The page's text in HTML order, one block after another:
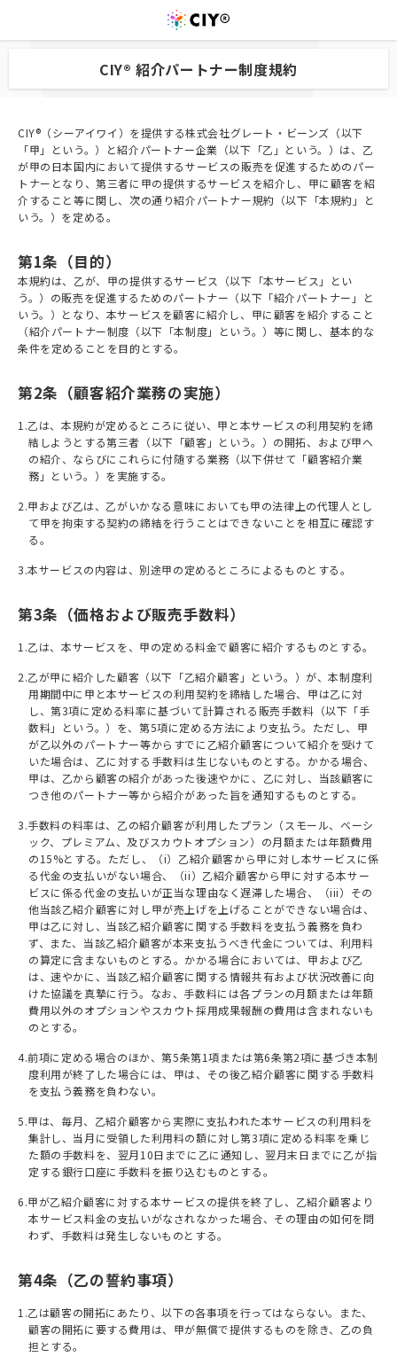
CIY® 紹介パートナー制度規約
CIY®（シーアイワイ）を提供する株式会社グレート・ビーンズ（以下
「甲」という。）と紹介パートナー企業（以下「乙」という。）は、⼄
が甲の日本国内において提供するサービスの販売を促進するためのパー
トナーとなり、第三者に甲の提供するサービスを紹介し、甲に顧客を紹
介すること等に関し、次の通り紹介パートナー規約（以下「本規約」と
いう。）を定める。
第1条（目的）
本規約は、⼄が、甲の提供するサービス（以下「本サービス」とい
う。）の販売を促進するためのパートナー（以下「紹介パートナー」と
いう。）となり、本サービスを顧客に紹介し、甲に顧客を紹介すること
（紹介パートナー制度（以下「本制度」という。）等に関し、基本的な
条件を定めることを⽬的とする。
第2条（顧客紹介業務の実施）
1.⼄は、本規約が定めるところに従い、甲と本サービスの利⽤契約を締
結しようとする第三者（以下「顧客」という。）の開拓、および甲へ
の紹介、ならびにこれらに付随する業務（以下併せて「顧客紹介業
務」という。）を実施する。
2.甲および⼄は、⼄がいかなる意味においても甲の法律上の代理⼈とし
て甲を拘束する契約の締結を⾏うことはできないことを相互に確認す
る。
3.本サービスの内容は、別途甲の定めるところによるものとする。
第3条（価格および販売手数料）
1.⼄は、本サービスを、甲の定める料⾦で顧客に紹介するものとする。
2.⼄が甲に紹介した顧客（以下「⼄紹介顧客」という。）が、本制度利
用期間中に甲と本サービスの利⽤契約を締結した場合、甲は⼄に対
し、第3項に定める料率に基づいて計算される販売⼿数料（以下「⼿
数料」という。）を、第5項に定める⽅法により⽀払う。ただし、甲
が⼄以外のパートナー等からすでに⼄紹介顧客について紹介を受けて
いた場合は、⼄に対する⼿数料は⽣じないものとする。かかる場合、
甲は、⼄から顧客の紹介があった後速やかに、⼄に対し、当該顧客に
つき他のパートナー等から紹介があった旨を通知するものとする。
3.⼿数料の料率は、⼄の紹介顧客が利用したプラン（スモール、ベーシ
ック、プレミアム、及びスカウトオプション）の月額または年額費用
の15%とする。ただし、（i）⼄紹介顧客から甲に対し本サービスに係
る代⾦の⽀払いがない場合、（ii）⼄紹介顧客から甲に対する本サー
ビスに係る代⾦の⽀払いが正当な理由なく遅滞した場合、（iii）その
他当該⼄紹介顧客に対し甲が売上げを上げることができない場合は、
甲は⼄に対し、当該⼄紹介顧客に関する⼿数料を⽀払う義務を負わ
ず、また、当該⼄紹介顧客が本来⽀払うべき代⾦については、利⽤料
の算定に含まないものとする。かかる場合においては、甲および⼄
は、速やかに、当該⼄紹介顧客に関する情報共有および状況改善に向
けた協議を真摯に⾏う。なお、手数料には各プランの月額または年額
費用以外のオプションやスカウト採用成果報酬の費用は含まれないも
のとする。
4.前項に定める場合のほか、第5条第1項または第6条第2項に基づき本制
度利用が終了した場合には、甲は、その後⼄紹介顧客に関する⼿数料
を⽀払う義務を負わない。
5.甲は、毎⽉、⼄紹介顧客から実際に⽀払われた本サービスの利⽤料を
集計し、当⽉に受領した利⽤料の額に対し第3項に定める料率を乗じ
た額の⼿数料を、翌⽉10⽇までに⼄に通知し、翌⽉末⽇までに⼄が指
定する銀⾏⼝座に⼿数料を振り込むものとする。
6.甲が⼄紹介顧客に対する本サービスの提供を終了し、⼄紹介顧客より
本サービス料⾦の⽀払いがなされなかった場合、その理由の如何を問
わず、⼿数料は発⽣しないものとする。
第4条（乙の誓約事項）
1.⼄は顧客の開拓にあたり、以下の各事項を⾏ってはならない。また、
顧客の開拓に要する費⽤は、甲が無償で提供するものを除き、⼄の負
担とする。